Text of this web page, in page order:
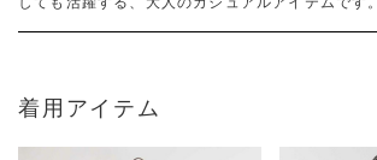
着用アイテム